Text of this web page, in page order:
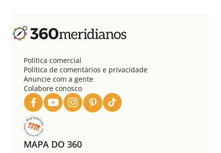
a
ç
Política comercial
Política de comentários e privacidade
Anuncie com a gente
Colabore conosco
MAPA DO 360